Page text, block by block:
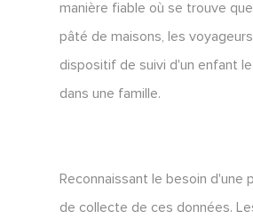
manière fiable où se trouve
pâté de maisons, les
dispositif de suivi d'un enfant
dans une famille.
Reconnaissant le besoin
de collecte de ces données.